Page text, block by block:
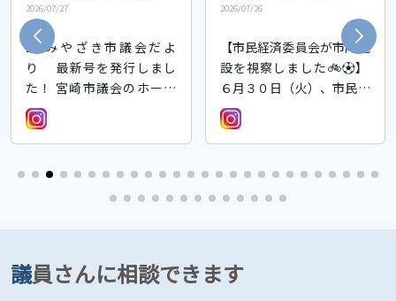
2026/07/26
【市民経済委員会が市内施
設を視察しました🚲️⚽️】
６月３０日（火）、市民経
済委員会の所管施設視察と
して、市内３箇所を訪問し
ました！ それぞれの施設
で市当局から説明を受け、
ーロ宮崎（宮交シティ）
・ひなた宮崎県総合運動公
2026/07/23
【市民経済委員会が市内施
設を視察しました🚲️⚽️】
６月３０日（火）、市民経
済委員会の所管施設視察と
して、市内３箇所を訪問し
ました！ それぞれの施設
で市当局から説明を受け、
ーロ宮崎（宮交シティ）
議員さんに相談できます